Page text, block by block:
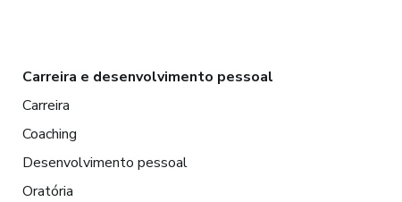
Carreira e desenvolvimento pessoal
Carreira
Coaching
Desenvolvimento pessoal
Oratória